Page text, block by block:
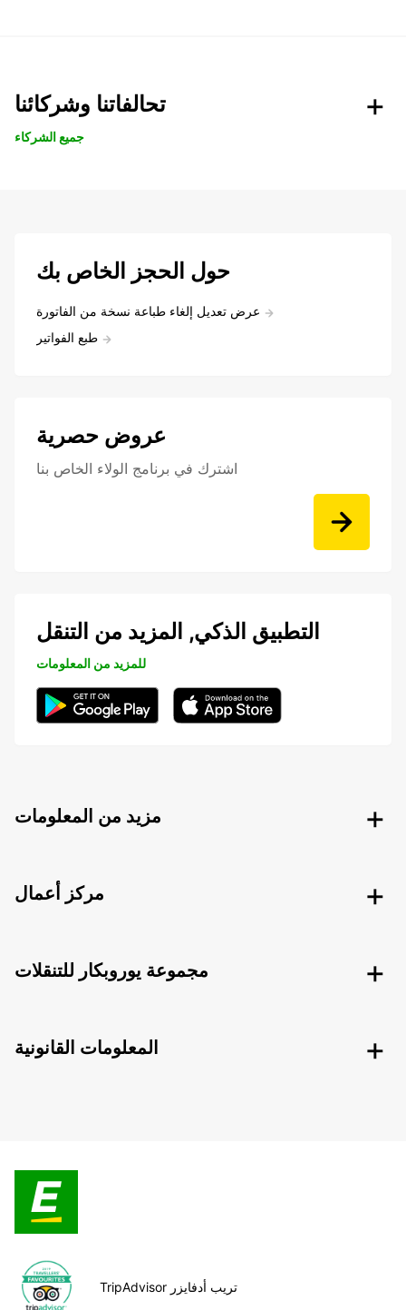
تحالفاتنا وشركائنا
جميع الشركاء
حول الحجز الخاص بك
عرض تعديل إلغاء طباعة نسخة من الفاتورة
طبع الفواتير
عروض حصرية
اشترك في برنامج الولاء الخاص بنا
التطبيق الذكي, المزيد من التنقل
للمزيد من المعلومات
مزيد من المعلومات
مركز أعمال
مجموعة يوروبكار للتنقلات
المعلومات القانونية
TripAdvisor تريب أدفايزر